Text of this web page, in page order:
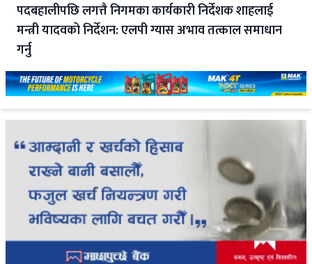
पदबहालीपछि लगत्तै निगमका कार्यकारी निर्देशक शाहलाई
मन्त्री यादवको निर्देशन: एलपी ग्यास अभाव तत्काल समाधान
गर्नु